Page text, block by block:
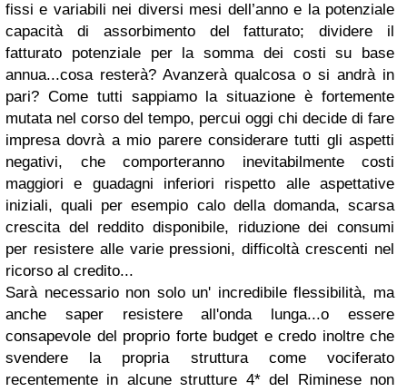
fissi e variabili nei diversi mesi dell’anno e la potenziale
capacità di assorbimento del fatturato; dividere il
fatturato potenziale per la somma dei costi su base
annua...cosa resterà? Avanzerà qualcosa o si andrà in
pari? Come tutti sappiamo la situazione è fortemente
mutata nel corso del tempo, percui oggi chi decide di fare
impresa dovrà a mio parere considerare tutti gli aspetti
negativi, che comporteranno inevitabilmente costi
maggiori e guadagni inferiori rispetto alle aspettative
iniziali, quali per esempio calo della domanda, scarsa
crescita del reddito disponibile, riduzione dei consumi
per resistere alle varie pressioni, difficoltà crescenti nel
ricorso al credito...
Sarà necessario non solo un' incredibile flessibilità, ma
anche saper resistere all'onda lunga...o essere
consapevole del proprio forte budget e credo inoltre che
svendere la propria struttura come vociferato
recentemente in alcune strutture 4* del Riminese non